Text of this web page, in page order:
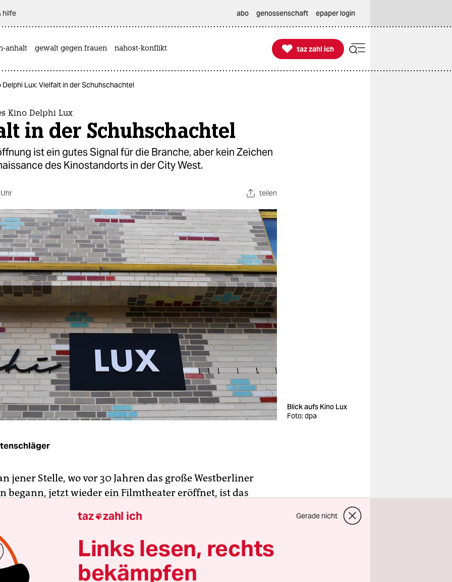
hilfe abo genossenschaft epaper login
anhalt gewalt gegen frauen nahost-konflikt 
taz zahl ich
taz zahl ich
Delphi Lux: Vielfalt in der Schuhschachtel
Kino Delphi Lux
in der Schuhschachtel
ist ein gutes Signal für die Branche, aber kein Zeichen
des Kinostandorts in der City West.
teilen
Blick aufs Kino Lux
Foto: dpa
jener Stelle, wo vor 30 Jahren das große Westberliner
begann, jetzt wieder ein Filmtheater eröffnet, ist das
Kinogruppe gehört, in sieben Sälen sein Programm.
alten Delphi-Filmpalast an der Kantstraße sind es nur ein
zum kleinteiligen Lux in der Fußgängerpassage
taz zahl ich Gerade nicht
Links lesen, rechts
bekämpfen